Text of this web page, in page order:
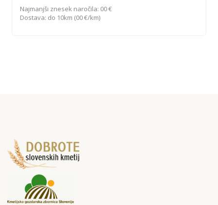
Najmanjši znesek naročila: 00 €
Dostava: do 10km (00 €/km)